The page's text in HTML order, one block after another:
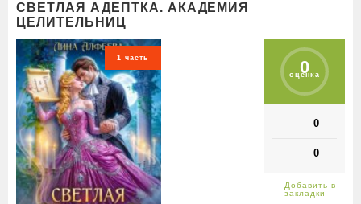
СВЕТЛАЯ АДЕПТКА. АКАДЕМИЯ
ЦЕЛИТЕЛЬНИЦ
1 часть 0
оценка
0
0